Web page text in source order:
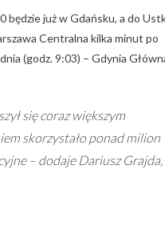
będzie już w Gdańsku, a do
Centralna kilka minut po
(godz. 9:03) – Gdynia
się coraz większym
skorzystało ponad milion
– dodaje Dariusz Grajda,